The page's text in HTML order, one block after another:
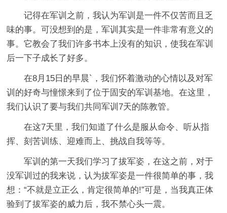
记得在军训之前，我认为军训是一件不仅苦而且乏
味的事。可没想到的是，军训其实是一件非常有意义的
事。它教会了我们许多书本上没有的知识，使我在军训
后一下子成长了好多。
在8月15日的早晨`，我们怀着激动的心情以及对军
训的好奇与憧憬来到了位于固安的军训基地。在这里，
我们认识了要与我们共同军训7天的陈教管。
在这7天里，我们知道了什么是服从命令、听从指
挥、刻苦训练、迎难而上、挑战自我等等。
军训的第一天我们学习了拔军姿，在这之前，对于
没军训过的我来说，认为拔军姿是一件很简单的事，我
想：“不就是立正么，肯定很简单的!”可是，当我真正体
验到了拔军姿的威力后，我不禁心头一震。